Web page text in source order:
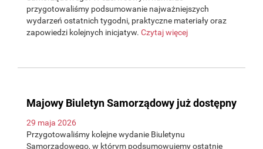
przygotowaliśmy podsumowanie najważniejszych
wydarzeń ostatnich tygodni, praktyczne materiały oraz
zapowiedzi kolejnych inicjatyw. Czytaj więcej
Majowy Biuletyn Samorządowy już dostępny
29 maja 2026
Przygotowaliśmy kolejne wydanie Biuletynu
Samorządowego, w którym podsumowujemy ostatnie